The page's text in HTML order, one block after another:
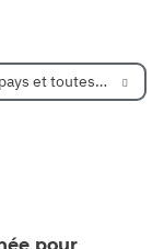
et toutes les